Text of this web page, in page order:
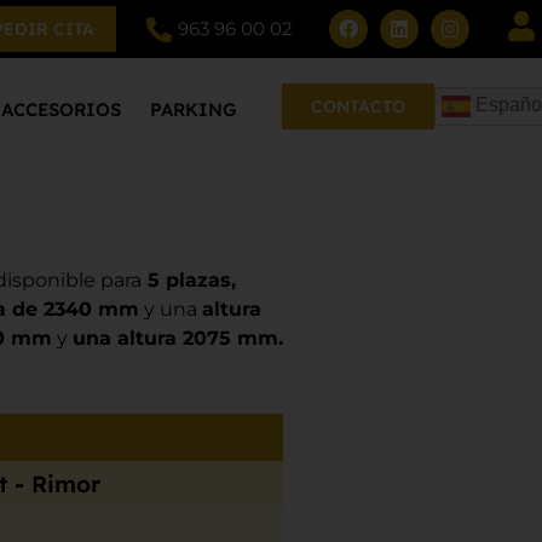
CITA 963 96 00 02
ACCESORIOS PARKING CONTACTO
para 5 plazas,
de 2340 mm y una altura
mm y una altura 2075 mm.
- Rimor